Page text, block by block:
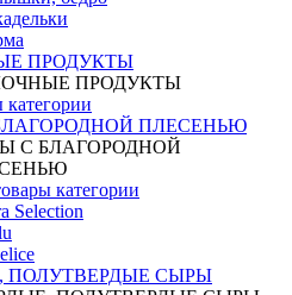
ПРОДУКТЫ
ПРОДУКТЫ
категории
ПЛЕСЕНЬЮ
С БЛАГОРОДНОЙ
категории
Selection
ПОЛУТВЕРДЫЕ СЫРЫ